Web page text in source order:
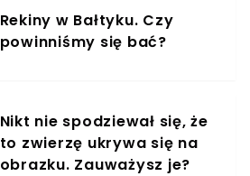
Rekiny w Bałtyku. Czy
powinniśmy się bać?
Nikt nie spodziewał się, że
to zwierzę ukrywa się na
obrazku. Zauważysz je?